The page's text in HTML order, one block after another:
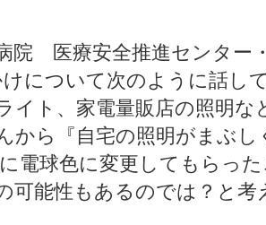
院 医療安全推進センタ
について次のように話して
イト、家電量販店の照明
から『自宅の照明がまぶ
電球色に変更してもらっ
可能性もあるのでは？と考